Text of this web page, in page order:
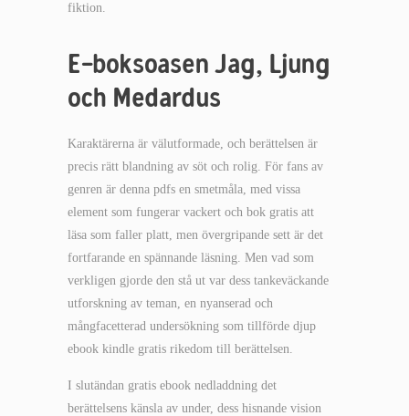
fiktion.
E-boksoasen Jag, Ljung
och Medardus
Karaktärerna är välutformade, och berättelsen är
precis rätt blandning av söt och rolig. För fans av
genren är denna pdfs en smetmåla, med vissa
element som fungerar vackert och bok gratis att
läsa som faller platt, men övergripande sett är det
fortfarande en spännande läsning. Men vad som
verkligen gjorde den stå ut var dess tankeväckande
utforskning av teman, en nyanserad och
mångfacetterad undersökning som tillförde djup
ebook kindle gratis rikedom till berättelsen.
I slutändan gratis ebook nedladdning det
berättelsens känsla av under, dess hisnande vision